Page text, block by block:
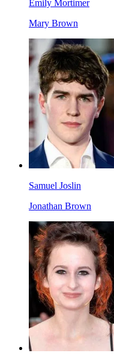
Emily Mortimer
Mary Brown
Samuel Joslin
Jonathan Brown